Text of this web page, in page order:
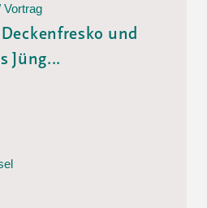
Vortrag
und
Jüng...